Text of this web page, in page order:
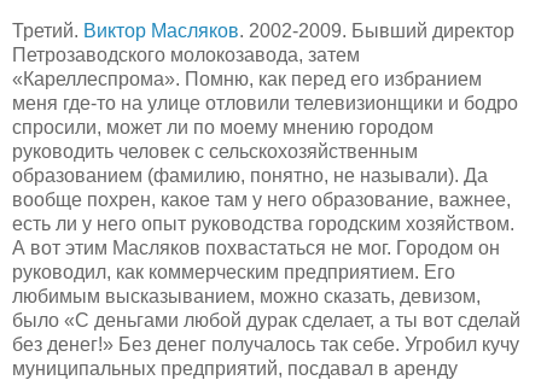
Третий. Виктор Масляков. 2002-2009. Бывший директор
Петрозаводского молокозавода, затем
«Кареллеспрома». Помню, как перед его избранием
меня где-то на улице отловили телевизионщики и бодро
спросили, может ли по моему мнению городом
руководить человек с сельскохозяйственным
образованием (фамилию, понятно, не называли). Да
вообще похрен, какое там у него образование, важнее,
есть ли у него опыт руководства городским хозяйством.
А вот этим Масляков похвастаться не мог. Городом он
руководил, как коммерческим предприятием. Его
любимым высказыванием, можно сказать, девизом,
было «С деньгами любой дурак сделает, а ты вот сделай
без денег!» Без денег получалось так себе. Угробил кучу
муниципальных предприятий, посдавал в аренду